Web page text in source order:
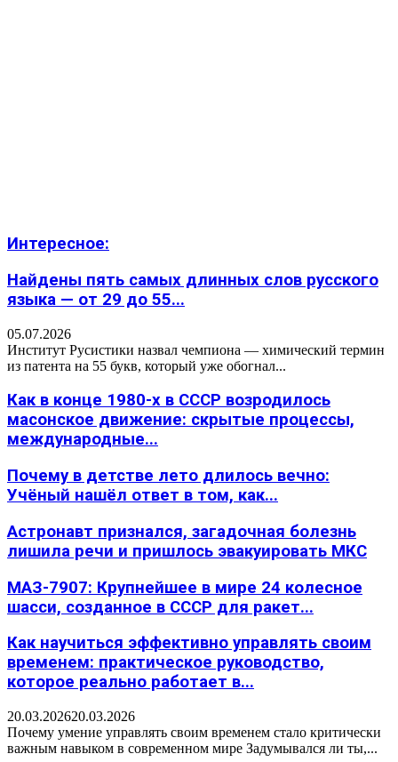
Интересное:
Найдены пять самых длинных слов русского
языка — от 29 до 55...
05.07.2026
Институт Русистики назвал чемпиона — химический термин
из патента на 55 букв, который уже обогнал...
Как в конце 1980-х в СССР возродилось
масонское движение: скрытые процессы,
международные...
Почему в детстве лето длилось вечно:
Учёный нашёл ответ в том, как...
Астронавт признался, загадочная болезнь
лишила речи и пришлось эвакуировать МКС
МАЗ-7907: Крупнейшее в мире 24 колесное
шасси, созданное в СССР для ракет...
Как научиться эффективно управлять своим
временем: практическое руководство,
которое реально работает в...
20.03.202620.03.2026
Почему умение управлять своим временем стало критически
важным навыком в современном мире Задумывался ли ты,...